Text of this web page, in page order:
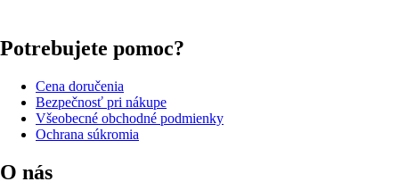
Potrebujete pomoc?
Cena doručenia
Bezpečnosť pri nákupe
Všeobecné obchodné podmienky
Ochrana súkromia
O nás